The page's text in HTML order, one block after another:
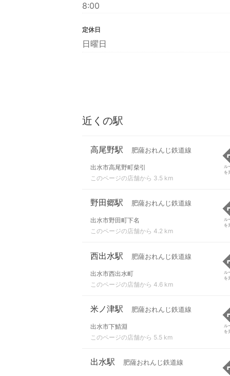
8:00
定休日
日曜日
近くの駅
高尾野駅 肥薩おれんじ鉄道線
出水市高尾野町柴引
このページの店舗から 3.5 km
ル
を
野田郷駅 肥薩おれんじ鉄道線
出水市野田町下名
このページの店舗から 4.2 km
ル
を
西出水駅 肥薩おれんじ鉄道線
出水市西出水町
このページの店舗から 4.6 km
ル
を
米ノ津駅 肥薩おれんじ鉄道線
出水市下鯖淵
このページの店舗から 5.5 km
ル
を
出水駅 肥薩おれんじ鉄道線